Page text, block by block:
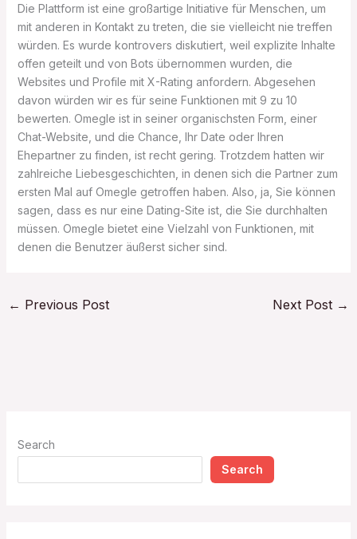
Die Plattform ist eine großartige Initiative für Menschen, um
mit anderen in Kontakt zu treten, die sie vielleicht nie treffen
würden. Es wurde kontrovers diskutiert, weil explizite Inhalte
offen geteilt und von Bots übernommen wurden, die
Websites und Profile mit X-Rating anfordern. Abgesehen
davon würden wir es für seine Funktionen mit 9 zu 10
bewerten. Omegle ist in seiner organischsten Form, einer
Chat-Website, und die Chance, Ihr Date oder Ihren
Ehepartner zu finden, ist recht gering. Trotzdem hatten wir
zahlreiche Liebesgeschichten, in denen sich die Partner zum
ersten Mal auf Omegle getroffen haben. Also, ja, Sie können
sagen, dass es nur eine Dating-Site ist, die Sie durchhalten
müssen. Omegle bietet eine Vielzahl von Funktionen, mit
denen die Benutzer äußerst sicher sind.
← Previous Post Next Post →
Search
Search